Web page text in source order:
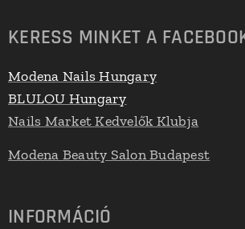
KERESS MINKET A
Modena Nails Hungary
BLULOU Hungary
Nails Market Kedvelők Klubja
Modena Beauty Salon Budapest
INFORMÁCIÓ